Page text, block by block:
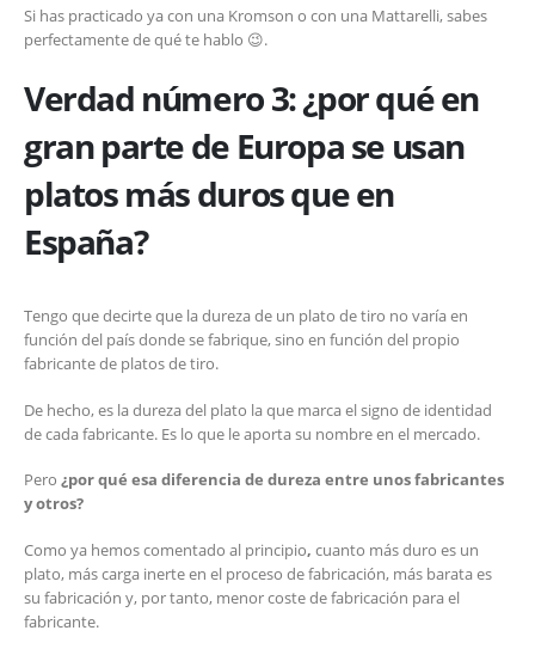
Si has practicado ya con una Kromson o con una Mattarelli, sabes
perfectamente de qué te hablo 😉.
Verdad número 3:¿por qué en
gran parte de Europa se usan
platos más duros que en
España?
Tengo que decirte que la dureza de un plato de tiro no varía en
función del país donde se fabrique, sino en función del propio
fabricante de platos de tiro.
De hecho, es la dureza del plato la que marca el signo de identidad
de cada fabricante. Es lo que le aporta su nombre en el mercado.
Pero ¿por qué esa diferencia de dureza entre unos fabricantes
y otros?
Como ya hemos comentado al principio, cuanto más duro es un
plato, más carga inerte en el proceso de fabricación, más barata es
su fabricación y, por tanto, menor coste de fabricación para el
fabricante.